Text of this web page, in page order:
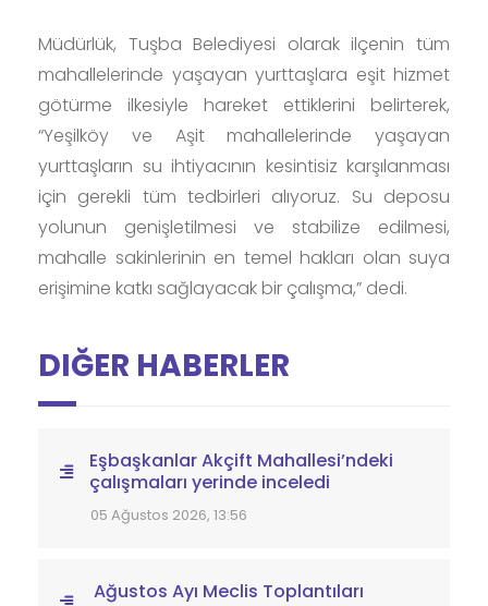
Müdürlük, Tuşba Belediyesi olarak ilçenin tüm
mahallelerinde yaşayan yurttaşlara eşit hizmet
götürme ilkesiyle hareket ettiklerini belirterek,
“Yeşilköy ve Aşit mahallelerinde yaşayan
yurttaşların su ihtiyacının kesintisiz karşılanması
için gerekli tüm tedbirleri alıyoruz. Su deposu
yolunun genişletilmesi ve stabilize edilmesi,
mahalle sakinlerinin en temel hakları olan suya
erişimine katkı sağlayacak bir çalışma,” dedi.
DIĞER HABERLER
Eşbaşkanlar Akçift Mahallesi’ndeki
çalışmaları yerinde inceledi
05 Ağustos 2026, 13:56
Ağustos Ayı Meclis Toplantıları